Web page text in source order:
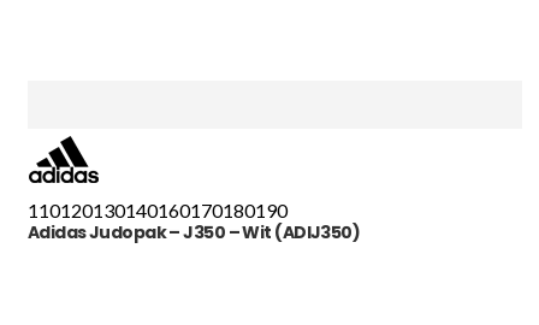
110120130140160170180190
Adidas Judopak – J350 – Wit (ADIJ350)